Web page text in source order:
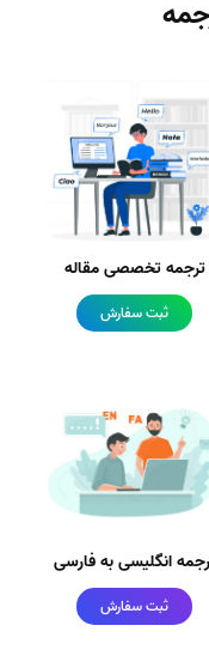
ترجمه تخصصی مقاله
ثبت سفارش
انگلیسی به فارسی
ثبت سفارش